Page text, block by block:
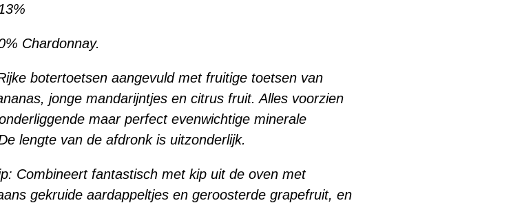
Chardonnay.
botertoetsen aangevuld met fruitige toetsen van
jonge mandarijntjes en citrus fruit. Alles voorzien
maar perfect evenwichtige minerale
lengte van de afdronk is uitzonderlijk.
Combineert fantastisch met kip uit de oven met
gekruide aardappeltjes en geroosterde grapefruit, en